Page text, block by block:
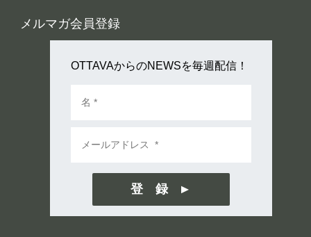
メルマガ会員登録
OTTAVAからのNEWSを毎週配信！
登 録